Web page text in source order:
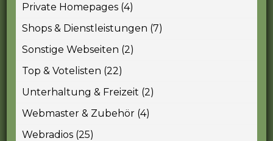
Private Homepages (4)
Shops & Dienstleistungen (7)
Sonstige Webseiten (2)
Top & Votelisten (22)
Unterhaltung & Freizeit (2)
Webmaster & Zubehör (4)
Webradios (25)